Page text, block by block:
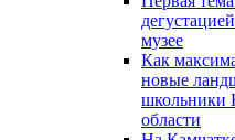
музее
Как
новые
школьники
области